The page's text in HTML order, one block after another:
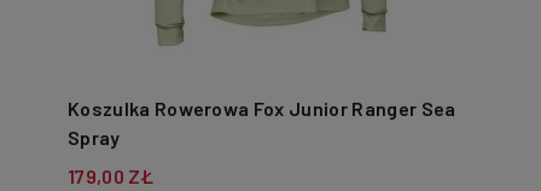
Koszulka Rowerowa Fox Junior Ranger Sea
Spray
179,00 ZŁ